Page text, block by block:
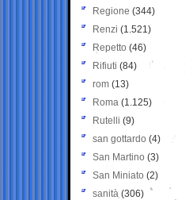
Regione (344)
Renzi (1.521)
Repetto (46)
Rifiuti (84)
rom (13)
Roma (1.125)
Rutelli (9)
san gottardo (4)
San Martino (3)
San Miniato (2)
sanità (306)